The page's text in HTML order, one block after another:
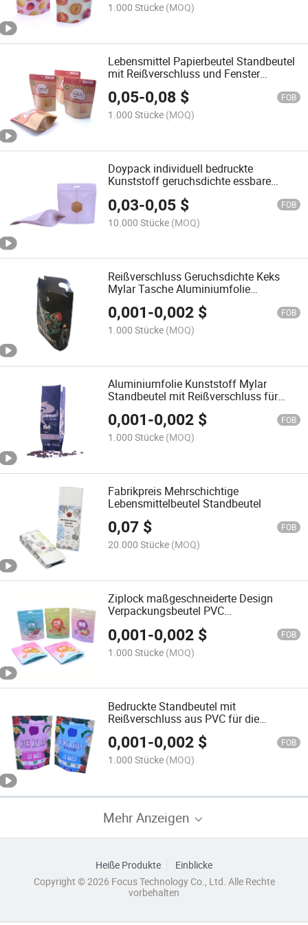
Kekse, LLDPE-Kunststofftasche, PVC-
Kunststofftasche, Reißverschlussbeutel
1.000 Stücke (MOQ)
Lebensmittel Papierbeutel Standbeutel
mit Reißverschluss und Fenster
Reißverschlussbeutel
0,05-0,08 $ FOB
1.000 Stücke (MOQ)
Doypack individuell bedruckte
Kunststoff geruchsdichte essbare
Standbeutel Snack Popcorn Chips
Kaffee Gewürze Nüsse Süßigkeiten
Kekse Lebensmittelverpackung Mylar
0,03-0,05 $ FOB
10.000 Stücke (MOQ)
Reißverschluss Geruchsdichte Keks
Mylar Tasche Aluminiumfolie
Verbundtasche Stehbeutel
Plastiktasche
0,001-0,002 $ FOB
1.000 Stücke (MOQ)
Aluminiumfolie Kunststoff Mylar
Standbeutel mit Reißverschluss für
Hundefutter Katzenfutter Pet
Schrumpfbeutel Flaschenetikett
0,001-0,002 $ FOB
1.000 Stücke (MOQ)
Fabrikpreis Mehrschichtige
Lebensmittelbeutel Standbeutel
0,07 $ FOB
20.000 Stücke (MOQ)
Ziplock maßgeschneiderte Design
Verpackungsbeutel PVC
Standbeutel
0,001-0,002 $ FOB
1.000 Stücke (MOQ)
Bedruckte Standbeutel mit
Reißverschluss aus PVC für die
Lebensmittelverpackung
0,001-0,002 $ FOB
1.000 Stücke (MOQ)
Mehr Anzeigen
Heiße Produkte
Einblicke
Copyright © 2026 Focus Technology Co., Ltd. Alle Rechte
vorbehalten